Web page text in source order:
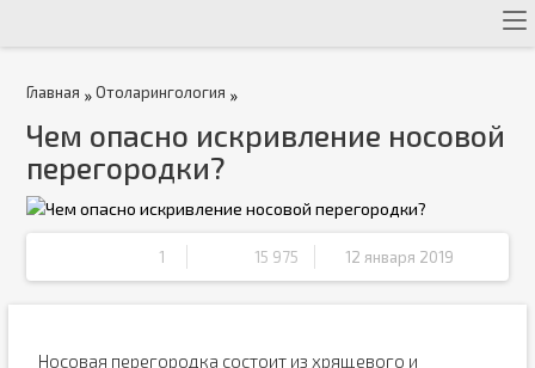
Главная »Отоларингология »
Чем опасно искривление носовой
перегородки?
1 15 975 12 января 2019
Носовая перегородка состоит из хрящевого и